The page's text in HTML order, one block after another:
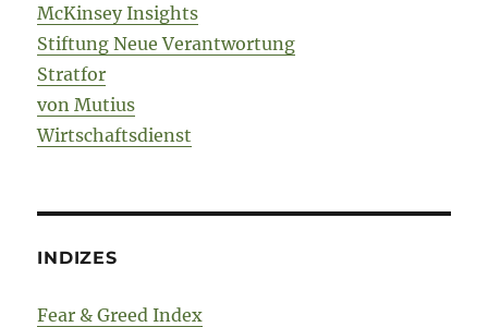
McKinsey Insights
Stiftung Neue Verantwortung
Stratfor
von Mutius
Wirtschaftsdienst
INDIZES
Fear & Greed Index